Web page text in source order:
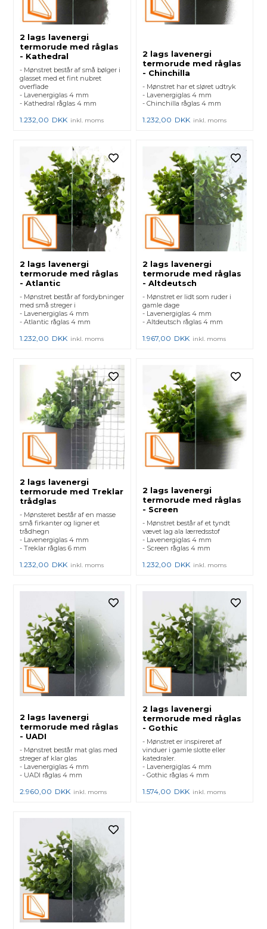
2 lags lavenergi
termorude med råglas
- Kathedral
- Mønstret består af små bølger i
glasset med et fint nubret
overflade
- Lavenergiglas 4 mm
- Kathedral råglas 4 mm
1.232,00 DKK inkl. moms
2 lags lavenergi
termorude med råglas
- Chinchilla
- Mønstret har et sløret udtryk
- Lavenergiglas 4 mm
- Chinchilla råglas 4 mm
1.232,00 DKK inkl. moms
2 lags lavenergi
termorude med råglas
- Atlantic
- Mønstret består af fordybninger
med små streger i
- Lavenergiglas 4 mm
- Atlantic råglas 4 mm
1.232,00 DKK inkl. moms
2 lags lavenergi
termorude med råglas
- Altdeutsch
- Mønstret er lidt som ruder i
gamle dage
- Lavenergiglas 4 mm
- Altdeutsch råglas 4 mm
1.967,00 DKK inkl. moms
2 lags lavenergi
termorude med Treklar
trådglas
- Mønsteret består af en masse
små firkanter og ligner et
trådhegn
- Lavenergiglas 4 mm
- Treklar råglas 6 mm
1.232,00 DKK inkl. moms
2 lags lavenergi
termorude med råglas
- Screen
- Mønstret består af et tyndt
vævet lag ala lærredsstof
- Lavenergiglas 4 mm
- Screen råglas 4 mm
1.232,00 DKK inkl. moms
2 lags lavenergi
termorude med råglas
- UADI
- Mønstret består mat glas med
streger af klar glas
- Lavenergiglas 4 mm
- UADI råglas 4 mm
2.960,00 DKK inkl. moms
2 lags lavenergi
termorude med råglas
- Gothic
- Mønstret er inspireret af
vinduer i gamle slotte eller
katedraler.
- Lavenergiglas 4 mm
- Gothic råglas 4 mm
1.574,00 DKK inkl. moms